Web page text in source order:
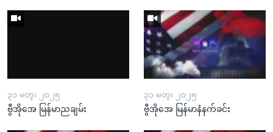
၃၁ မတ္၊ ၂၀၂၅
ဗွီအိုအေ မြန်မာညချမ်း
၃၁ မတ္၊ ၂၀၂၅
ဗွီအိုအေ မြန်မာနံနက်ခင်း